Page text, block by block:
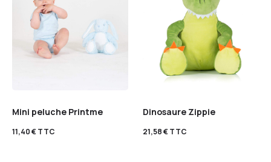
Mini peluche Printme
11,40€TTC
Dinosaure Zippie
21,58€TTC